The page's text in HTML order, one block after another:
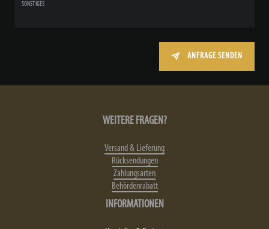
SONSTIGES
ANFRAGE SENDEN
WEITERE FRAGEN?
Versand & Lieferung
Rücksendungen
Zahlungsarten
Behördenrabatt
INFORMATIONEN